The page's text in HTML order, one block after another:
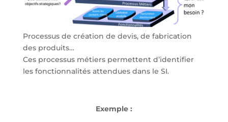
Processus de création de devis, de fabrication
des produits…
Ces processus métiers permettent d’identifier
les fonctionnalités attendues dans le SI.
Exemple :